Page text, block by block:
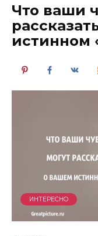
Что ваши
истинном
ИНТЕРЕСНО